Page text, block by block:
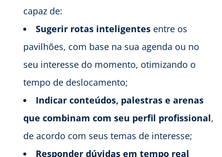
capaz de:
Sugerir rotas inteligentes entre os
pavilhões, com base na sua agenda ou no
seu interesse do momento, otimizando o
tempo de deslocamento;
Indicar conteúdos, palestras e arenas
que combinam com seu perfil profissional,
de acordo com seus temas de interesse;
Responder dúvidas em tempo real